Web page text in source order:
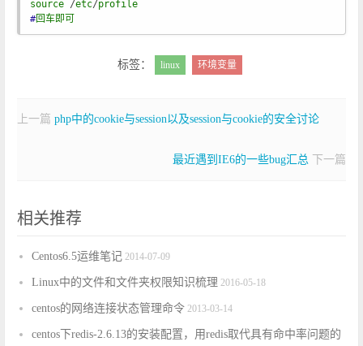
source /etc/profile
#回车即可
标签： linux 环境变量
上一篇 php中的cookie与session以及session与cookie的安全讨论
最近遇到IE6的一些bug汇总 下一篇
相关推荐
Centos6.5运维笔记 2014-07-09
Linux中的文件和文件夹权限知识梳理 2016-05-18
centos的网络连接状态管理命令 2013-03-14
centos下redis-2.6.13的安装配置，用redis取代具有命中率问题的